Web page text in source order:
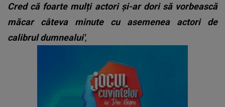
Cred că foarte mulți actori și-ar dori să vorbească
măcar câteva minute cu asemenea actori de
calibrul dumnealui',